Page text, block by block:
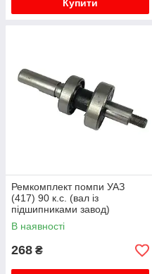
Купити
Ремкомплект помпи УАЗ
(417) 90 к.с. (вал із
підшипниками завод)
В наявності
268 ₴